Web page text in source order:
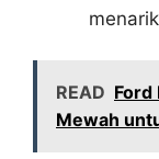
READ Ford
Mewah